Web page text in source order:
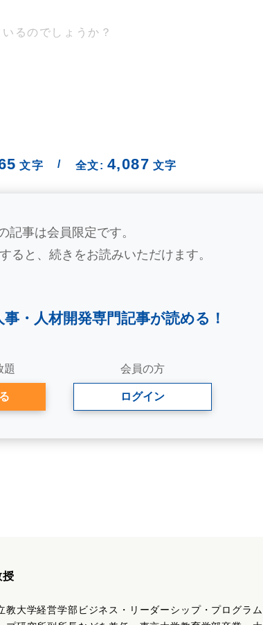
るのでしょうか？
文字 / 全文: 4,087 文字
記事は会員限定です。
ると、 続きをお読みいただけます。
・ 人材開発専門記事が読める！
題 会員の方
ログイン
教大学経営学部ビジネス・リーダーシップ・プログラ